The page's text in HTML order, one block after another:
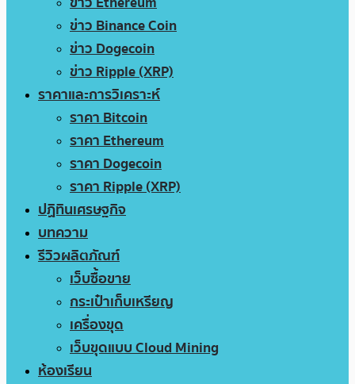
ข่าว Binance Coin
ข่าว Dogecoin
ข่าว Ripple (XRP)
ราคาและการวิเคราะห์
ราคา Bitcoin
ราคา Ethereum
ราคา Dogecoin
ราคา Ripple (XRP)
ปฏิทินเศรษฐกิจ
บทความ
รีวิวผลิตภัณฑ์
เว็บซื้อขาย
กระเป๋าเก็บเหรียญ
เครื่องขุด
เว็บขุดแบบ Cloud Mining
ห้องเรียน